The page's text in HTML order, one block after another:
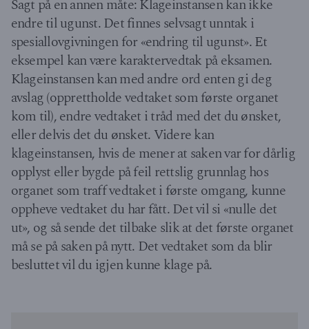
Sagt på en annen måte: Klageinstansen kan ikke
endre til ugunst. Det finnes selvsagt unntak i
spesiallovgivningen for «endring til ugunst». Et
eksempel kan være karaktervedtak på eksamen.
Klageinstansen kan med andre ord enten gi deg
avslag (opprettholde vedtaket som første organet
kom til), endre vedtaket i tråd med det du ønsket,
eller delvis det du ønsket. Videre kan
klageinstansen, hvis de mener at saken var for dårlig
opplyst eller bygde på feil rettslig grunnlag hos
organet som traff vedtaket i første omgang, kunne
oppheve vedtaket du har fått. Det vil si «nulle det
ut», og så sende det tilbake slik at det første organet
må se på saken på nytt. Det vedtaket som da blir
besluttet vil du igjen kunne klage på.